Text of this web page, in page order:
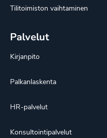
Tilitoimiston vaihtaminen
Palvelut
Kirjanpito
Palkanlaskenta
HR-palvelut
Konsultointipalvelut